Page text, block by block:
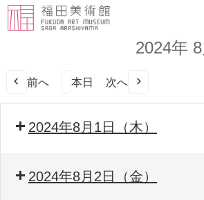
2024年
前へ 本日 次へ
2024年8月1日（木）
2024年8月2日（金）